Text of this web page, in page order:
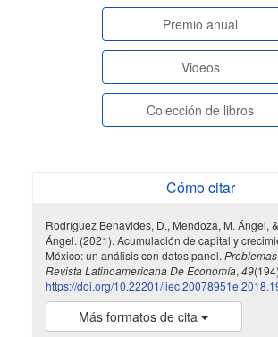
Premio anual
Videos
Colección de libros
Cómo citar
Rodríguez Benavides, D., Mendoza, M. Ángel,
Ángel. (2021). Acumulación de capital y
México: un análisis con datos panel.
Revista Latinoamericana De Economía, 49
https://doi.org/10.22201/
Más formatos de cita